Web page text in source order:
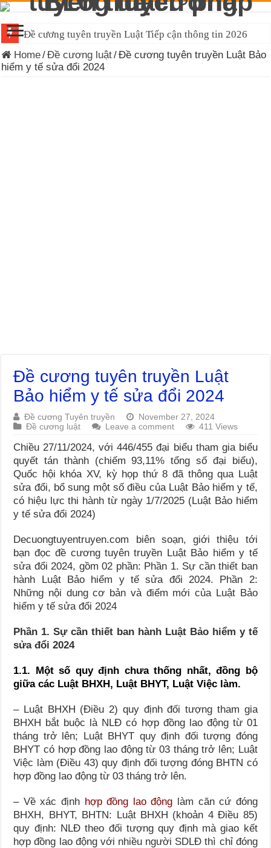
Đề cương tuyên truyền Luật Tiếp cận thông tin 2026
Home/Đề cương luật/Đề cương tuyên truyền Luật Bảo
hiểm y tế sửa đổi 2024
Đề cương tuyên truyền Luật
Bảo hiểm y tế sửa đổi 2024
Đề cương Tuyên truyền
November 27, 2024
Đề cương luật
Leave a comment 411 Views
Chiều 27/11/2024, với 446/455 đại biểu tham gia biểu
quyết tán thành (chiếm 93,11% tổng số đại biểu),
Quốc hội khóa XV, kỳ họp thứ 8 đã thông qua Luật
sửa đổi, bổ sung một số điều của Luật Bảo hiểm y tế,
có hiệu lực thi hành từ ngày 1/7/2025 (Luật Bảo hiểm
y tế sửa đổi 2024)
Decuongtuyentruyen.com biên soạn, giới thiệu tới
bạn đọc đề cương tuyên truyền Luật Bảo hiểm y tế
sửa đổi 2024, gồm 02 phần: Phần 1. Sự cần thiết ban
hành Luật Bảo hiểm y tế sửa đổi 2024. Phần 2:
Những nội dung cơ bản và điểm mới của Luật Bảo
hiểm y tế sửa đổi 2024
Phần 1. Sự cần thiết ban hành Luật Bảo hiểm y tế
sửa đổi 2024
1.1. Một số quy định chưa thống nhất, đồng bộ
giữa các Luật BHXH, Luật BHYT, Luật Việc làm.
– Luật BHXH (Điều 2) quy định đối tượng tham gia
BHXH bắt buộc là NLĐ có hợp đồng lao động từ 01
tháng trở lên; Luật BHYT quy định đối tượng đóng
BHYT có hợp đồng lao động từ 03 tháng trở lên; Luật
Việc làm (Điều 43) quy định đối tượng đóng BHTN có
hợp đồng lao động từ 03 tháng trở lên.
– Về xác định hợp đồng lao động làm căn cứ đóng
BHXH, BHYT, BHTN: Luật BHXH (khoản 4 Điều 85)
quy định: NLĐ theo đối tượng quy định mà giao kết
hợp đồng lao động với nhiều người SDLĐ thì chỉ đóng